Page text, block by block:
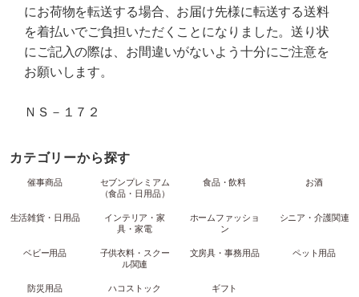
にお荷物を転送する場合、お届け先様に転送する送料
を着払いでご負担いただくことになりました。送り状
にご記入の際は、お間違いがないよう十分にご注意を
お願いします。
ＮＳ－１７２
カテゴリーから探す
催事商品
セブンプレミアム
（食品・日用品）
食品・飲料 お酒
生活雑貨・日用品
インテリア・家
具・家電
ホームファッショ
ン
シニア・介護関連
ベビー用品
子供衣料・スクー
ル関連
文房具・事務用品 ペット用品
防災用品 ハコストック ギフト